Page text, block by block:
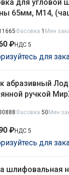
для угловой
витой
Фасовка 1 Мин
₽НДС 5
для
абразивный
ручкой
Фасовка 50 Мин
₽НДС 5
для
шлифовальная